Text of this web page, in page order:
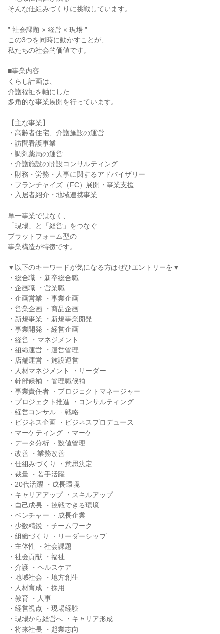
そんな仕組みづくりに挑戦しています。
” 社会課題 × 経営 × 現場 ”
この3つを同時に動かすことが、
私たちの社会的価値です。
■事業内容
くらし計画は、
介護福祉を軸にした
多角的な事業展開を行っています。
【主な事業】
・高齢者住宅、介護施設の運営
・訪問看護事業
・調剤薬局の運営
・介護施設の開設コンサルティング
・財務・労務・人事に関するアドバイザリー
・フランチャイズ（FC）展開・事業支援
・入居者紹介・地域連携事業
単一事業ではなく、
「現場」と「経営」をつなぐ
プラットフォーム型の
事業構造が特徴です。
▼以下のキーワードが気になる方はぜひエントリーを▼
・総合職 ・新卒総合職
・企画職 ・営業職
・企画営業 ・事業企画
・営業企画 ・商品企画
・新規事業 ・新規事業開発
・事業開発 ・経営企画
・経営 ・マネジメント
・組織運営 ・運営管理
・店舗運営 ・施設運営
・人材マネジメント ・リーダー
・幹部候補 ・管理職候補
・事業責任者 ・プロジェクトマネージャー
・プロジェクト推進 ・コンサルティング
・経営コンサル ・戦略
・ビジネス企画 ・ビジネスプロデュース
・マーケティング ・マーケ
・データ分析 ・数値管理
・改善 ・業務改善
・仕組みづくり ・意思決定
・裁量 ・若手活躍
・20代活躍 ・成長環境
・キャリアアップ ・スキルアップ
・自己成長 ・挑戦できる環境
・ベンチャー ・成長企業
・少数精鋭 ・チームワーク
・組織づくり ・リーダーシップ
・主体性 ・社会課題
・社会貢献 ・福祉
・介護 ・ヘルスケア
・地域社会 ・地方創生
・人材育成 ・採用
・教育 ・人事
・経営視点 ・現場経験
・現場から経営へ ・キャリア形成
・将来社長 ・起業志向